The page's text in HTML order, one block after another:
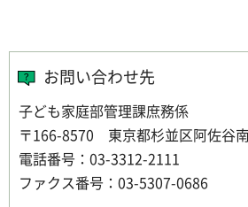
お問い合わせ先
子ども家庭部管理課庶務係
〒166-8570 東京都杉並区阿佐谷
電話番号：03-3312-2111
ファクス番号：03-5307-0686